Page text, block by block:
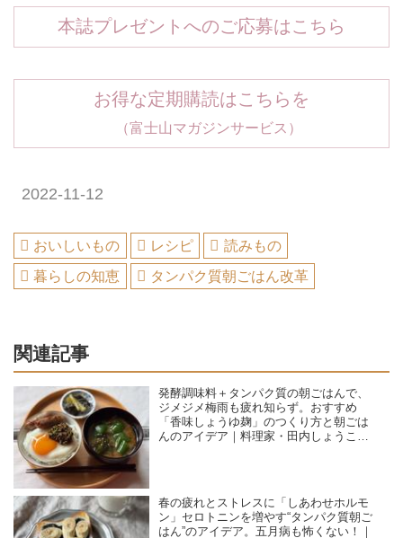
本誌プレゼントへのご応募はこちら
お得な定期購読はこちらを
（富士山マガジンサービス）
2022-11-12
おいしいもの レシピ
読みもの
暮らしの知恵
タンパク質朝ごはん改革
関連記事
発酵調味料＋タンパク質の朝ごはんで、
ジメジメ梅雨も疲れ知らず。おすすめ
「香味しょうゆ麹」のつくり方と朝ごは
んのアイデア｜料理家・田内しょうこの
春の疲れとストレスに「しあわせホルモ
ン」セロトニンを増やす“タンパク質朝ご
はん”のアイデア。五月病も怖くない！｜